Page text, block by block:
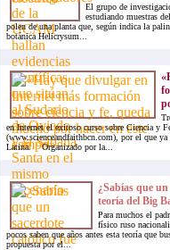
El grupo de
estudiando muestras
polen de una planta que, según indica la
botánica Helicrysum...
en Internet el exitoso curso sobre Ciencia y
(www.scienceandfaithbcn.com), por el que
Latina. Organizado por la...
¿Sabías que
teoría del Big
Para muchos el
físico ruso
pocos saben que años antes esta teoría que
propuesta por el...